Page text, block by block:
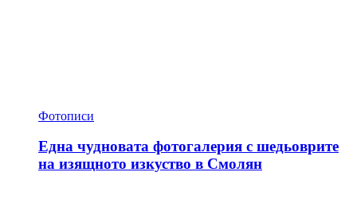
Фотописи
Една чудновата фотогалерия с шедьоврите
на изящното изкуство в Смолян